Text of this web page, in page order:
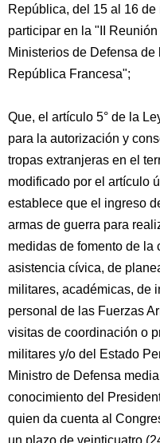
República, del 15 al 16
participar en la "II
Ministerios de Defensa
República Francesa";
Que, el artículo 5° de la
para la autorización y
tropas extranjeras en el
modificado por el artículo
establece que el ingreso
armas de guerra para
medidas de fomento de la
asistencia cívica, de
militares, académicas, de
personal de las Fuerzas
visitas de coordinación o
militares y/o del Estado
Ministro de Defensa
conocimiento del
quien da cuenta al
un plazo de veinticuatro